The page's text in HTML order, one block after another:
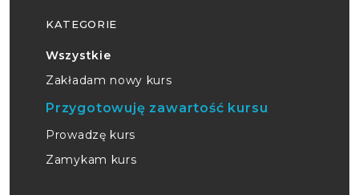
KATEGORIE
Wszystkie
Zakładam nowy kurs
Przygotowuję zawartość kursu
Prowadzę kurs
Zamykam kurs